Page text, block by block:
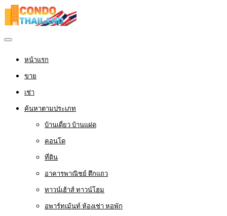
หน้าแรก
ขาย
เช่า
ค้นหาตามประเภท
บ้านเดี่ยว บ้านแฝด
คอนโด
ที่ดิน
อาคารพาณิชย์ ตึกแถว
ทาวน์เฮ้าส์ ทาวน์โฮม
อพาร์ทเม้นท์ ห้องเช่า หอพัก